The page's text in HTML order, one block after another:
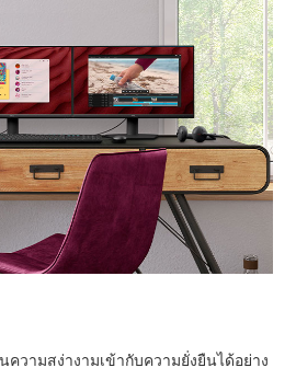
ความสง่างามเข้ากับความยั่งยืนได้อย่าง